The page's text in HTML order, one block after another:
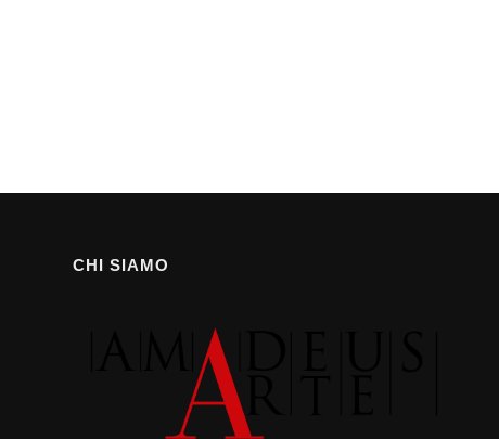
CHI SIAMO